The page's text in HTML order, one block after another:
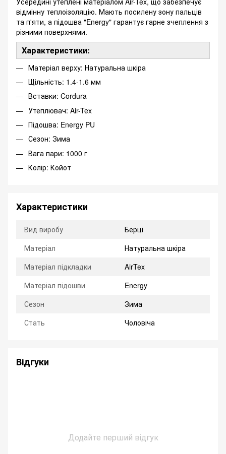
відмінну теплоізоляцію. Мають посилену зону пальців
та п'яти, а підошва "Energy" гарантує гарне зчеплення з
різними поверхнями.
Характеристики:
Матеріал верху: Натуральна шкіра
Щільність: 1.4-1.6 мм
Вставки: Cordura
Утеплювач: Air-Tex
Підошва: Energy PU
Сезон: Зима
Вага пари: 1000 г
Колір: Койот
Характеристики
Вид виробу
Берці
Матеріал
Натуральна шкіра
Матеріал підкладки
AirTex
Матеріал підошви
Energy
Сезон
Зима
Стать
Чоловіча
Відгуки
Додайте перший відгук